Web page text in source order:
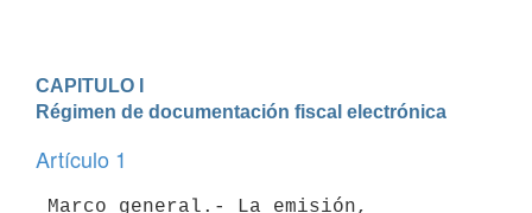
CAPITULO I
Régimen de documentación fiscal electrónica
Artículo 1